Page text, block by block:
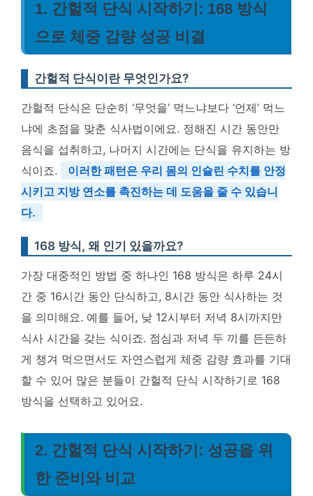
1. 간헐적 단식 시작하기: 168 방식
으로 체중 감량 성공 비결
간헐적 단식이란 무엇인가요?
간헐적 단식은 단순히 ‘무엇을’ 먹느냐보다 ‘언제’ 먹느
냐에 초점을 맞춘 식사법이에요. 정해진 시간 동안만
음식을 섭취하고, 나머지 시간에는 단식을 유지하는 방
식이죠.
이러한 패턴은 우리 몸의 인슐린 수치를 안정
시키고 지방 연소를 촉진하는 데 도움을 줄 수 있습니
다.
168 방식, 왜 인기 있을까요?
가장 대중적인 방법 중 하나인 168 방식은 하루 24시
간 중 16시간 동안 단식하고, 8시간 동안 식사하는 것
을 의미해요. 예를 들어, 낮 12시부터 저녁 8시까지만
식사 시간을 갖는 식이죠. 점심과 저녁 두 끼를 든든하
게 챙겨 먹으면서도 자연스럽게 체중 감량 효과를 기대
할 수 있어 많은 분들이 간헐적 단식 시작하기로 168
방식을 선택하고 있어요.
2. 간헐적 단식 시작하기: 성공을 위
한 준비와 비교